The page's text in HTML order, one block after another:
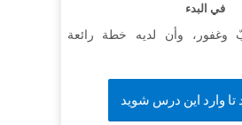
في البدء
وغفور، وأن لديه خطة رائعة
تا وارد این درس شوید